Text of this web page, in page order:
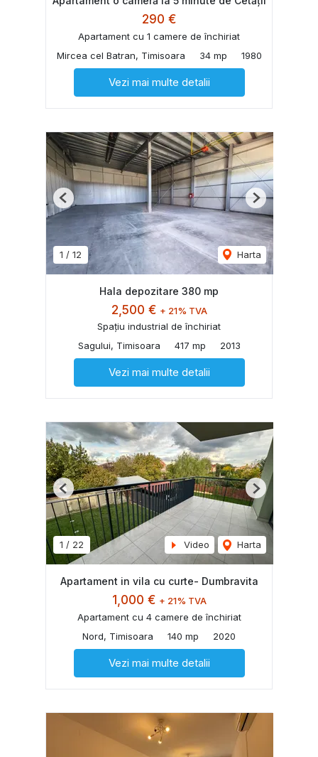
290 €
Apartament cu 1 camere de închiriat
Mircea cel Batran, Timisoara
34 mp 1980
Vezi mai multe detalii
1 / 12 Harta
Previous Next
Hala depozitare 380 mp
2,500 € + 21% TVA
Spațiu industrial de închiriat
Sagului, Timisoara
417 mp 2013
Vezi mai multe detalii
1 / 22 Video Harta
Previous Next
Apartament in vila cu curte- Dumbravita
1,000 € + 21% TVA
Apartament cu 4 camere de închiriat
Nord, Timisoara
140 mp 2020
Vezi mai multe detalii